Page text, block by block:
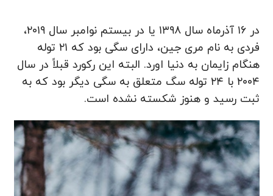
در ۱۶ آذرماه سال ۱۳۹۸ یا در بیستم نوامبر سال ۲۰۱۹،
فردی به نام مری جین، دارای سگی بود که ۲۱ توله
هنگام زایمان به دنیا اورد. البته این رکورد قبلاً در سال
۲۰۰۴ با ۲۴ توله سگ متعلق به سگی دیگر بود که به
ثبت رسید و هنوز شکسته نشده است.